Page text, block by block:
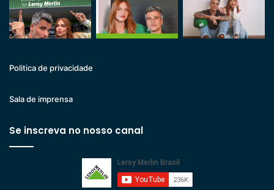
Politica de privacidade
Sala de imprensa
Se inscreva no nosso canal